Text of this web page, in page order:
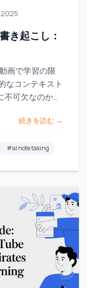
き起こし：
画で学習の限
なコンテキスト
可欠なのかを
続きを読む →
#ai note taking